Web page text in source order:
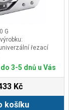
G
řezací
výrobku:
zacvakávací
produktů:
IXO
3-5 dnů u Vás
Kč
košíku